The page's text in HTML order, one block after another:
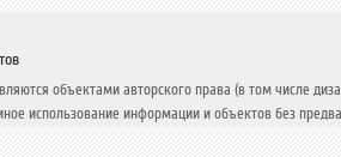
объектами авторского права (в том числе
использование информации и объектов без